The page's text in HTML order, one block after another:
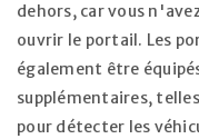
dehors, car vous
ouvrir le portail. Les
également être
supplémentaires,
pour détecter les